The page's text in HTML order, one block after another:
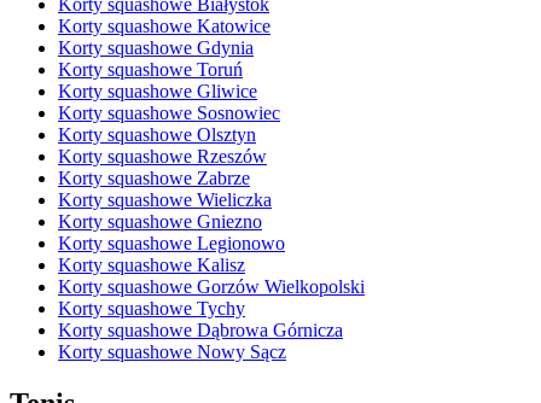
Korty squashowe Białystok
Korty squashowe Katowice
Korty squashowe Gdynia
Korty squashowe Toruń
Korty squashowe Gliwice
Korty squashowe Sosnowiec
Korty squashowe Olsztyn
Korty squashowe Rzeszów
Korty squashowe Zabrze
Korty squashowe Wieliczka
Korty squashowe Gniezno
Korty squashowe Legionowo
Korty squashowe Kalisz
Korty squashowe Gorzów Wielkopolski
Korty squashowe Tychy
Korty squashowe Dąbrowa Górnicza
Korty squashowe Nowy Sącz